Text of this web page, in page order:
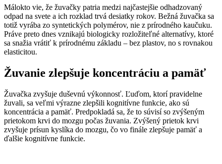
Málokto vie, že žuvačky patria medzi najčastejšie odhadzovaný
odpad na svete a ich rozklad trvá desiatky rokov. Bežná žuvačka sa
totiž vyrába zo syntetických polymérov, nie z prírodného kaučuku.
Práve preto dnes vznikajú biologicky rozložiteľné alternatívy, ktoré
sa snažia vrátiť k prírodnému základu – bez plastov, no s rovnakou
elasticitou.
Žuvanie zlepšuje koncentráciu a pamäť
Žuvačka zvyšuje duševnú výkonnosť. Ľuďom, ktorí pravidelne
žuvali, sa veľmi výrazne zlepšili kognitívne funkcie, ako sú
koncentrácia a pamäť. Predpokladá sa, že to súvisí so zvýšeným
prietokom krvi do mozgu počas žuvania. Zvýšený prietok krvi
zvyšuje prísun kyslíka do mozgu, čo vo finále zlepšuje pamäť a
ďalšie kognitívne funkcie.